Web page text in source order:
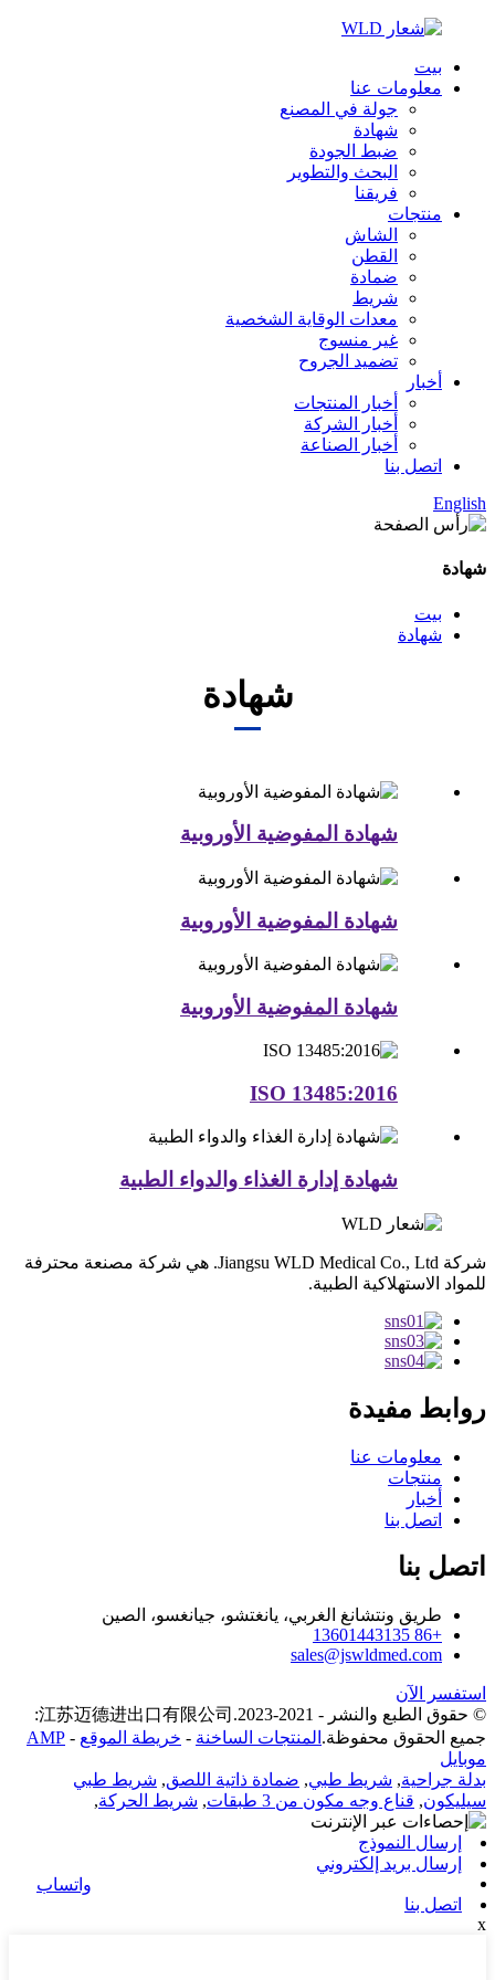
بيت
معلومات عنا
جولة في المصنع
شهادة
ضبط الجودة
البحث والتطوير
فريقنا
منتجات
الشاش
القطن
ضمادة
شريط
معدات الوقاية الشخصية
غير منسوج
تضميد الجروح
أخبار
أخبار المنتجات
أخبار الشركة
أخبار الصناعة
اتصل بنا
English
شهادة
بيت
شهادة
شهادة
شهادة المفوضية الأوروبية
شهادة المفوضية الأوروبية
شهادة المفوضية الأوروبية
ISO 13485:2016
شهادة إدارة الغذاء والدواء الطبية
شركة Jiangsu WLD Medical Co., Ltd. هي شركة مصنعة محترفة
للمواد الاستهلاكية الطبية.
روابط مفيدة
معلومات عنا
منتجات
أخبار
اتصل بنا
اتصل بنا
طريق ونتشانغ الغربي، يانغتشو، جيانغسو، الصين
+86 13601443135
sales@jswldmed.com
استفسر الآن
© حقوق الطبع والنشر - 2021-2023.江苏迈德进出口有限公司:
جميع الحقوق محفوظة. المنتجات الساخنة - خريطة الموقع -
AMP
موبايل
بدلة جراحية, شريط طبي, ضمادة ذاتية اللصق, شريط طبي
سيليكون, قناع وجه مكون من 3 طبقات , شريط الحركة,
إرسال النموذج
إرسال بريد إلكتروني
واتساب
اتصل بنا
x